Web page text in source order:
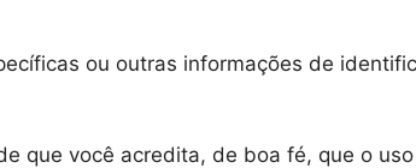
ou outras informações de
que você acredita, de boa fé, que o